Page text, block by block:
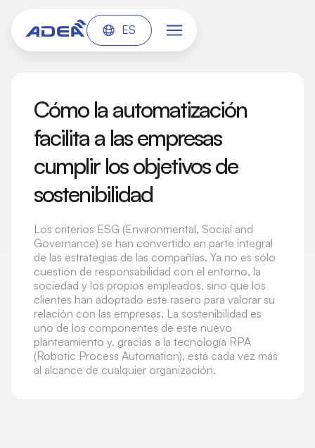
ES
Cómo la automatización
facilita a las empresas
cumplir los objetivos de
sostenibilidad
Los criterios ESG (Environmental, Social and
Governance) se han convertido en parte integral
de las estrategias de las compañías. Ya no es sólo
cuestión de responsabilidad con el entorno, la
sociedad y los propios empleados, sino que los
clientes han adoptado este rasero para valorar su
relación con las empresas. La sostenibilidad es
uno de los componentes de este nuevo
planteamiento y, gracias a la tecnología RPA
(Robotic Process Automation), está cada vez más
al alcance de cualquier organización.